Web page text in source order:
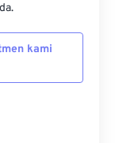
kami